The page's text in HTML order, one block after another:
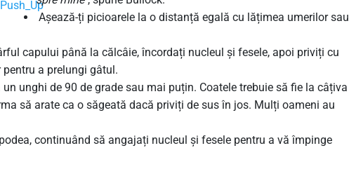
Așează-ți picioarele la o distanță egală cu lățimea umerilor sau
capului până la călcâie, încordați nucleul și fesele, apoi priviți cu
a prelungi gâtul.
unghi de 90 de grade sau mai puțin. Coatele trebuie să fie la câțiva
să arate ca o săgeată dacă priviți de sus în jos. Mulți oameni au
continuând să angajați nucleul și fesele pentru a vă împinge